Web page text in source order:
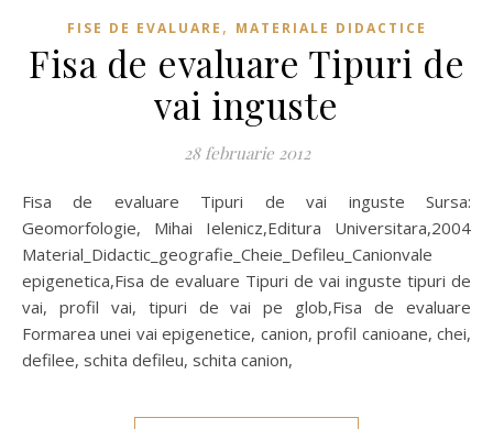
FISE DE EVALUARE , MATERIALE DIDACTICE
Fisa de evaluare Tipuri de
vai inguste
28 februarie 2012
Fisa de evaluare Tipuri de vai inguste Sursa:
Geomorfologie, Mihai Ielenicz,Editura Universitara,2004
Material_Didactic_geografie_Cheie_Defileu_Canionvale
epigenetica,Fisa de evaluare Tipuri de vai inguste tipuri de
vai, profil vai, tipuri de vai pe glob,Fisa de evaluare
Formarea unei vai epigenetice, canion, profil canioane, chei,
defilee, schita defileu, schita canion,